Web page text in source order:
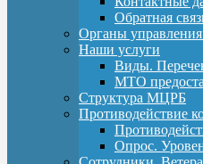
Обратная
Органы
Наши услуги
Виды.
МТО
Структура МЦРБ
Противодействие
Опрос.